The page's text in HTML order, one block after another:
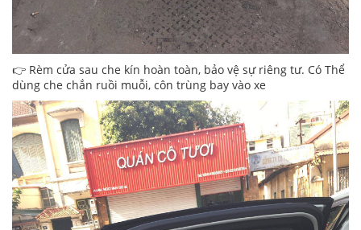
👉 Rèm cửa sau che kín hoàn toàn, bảo vệ sự riêng tư. Có Thể
dùng che chắn ruồi muỗi, côn trùng bay vào xe